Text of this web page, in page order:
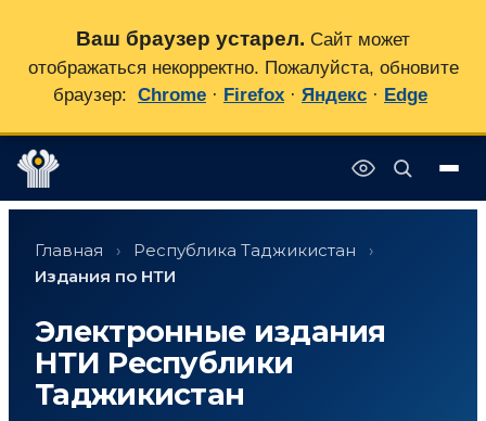
содержимому
Главная › Республика Таджикистан
›
Издания по НТИ
Электронные издания
НТИ Республики
Таджикистан
Ваш браузер устарел. Сайт может
отображаться некорректно. Пожалуйста, обновите
браузер: Chrome · Firefox · Яндекс · Edge